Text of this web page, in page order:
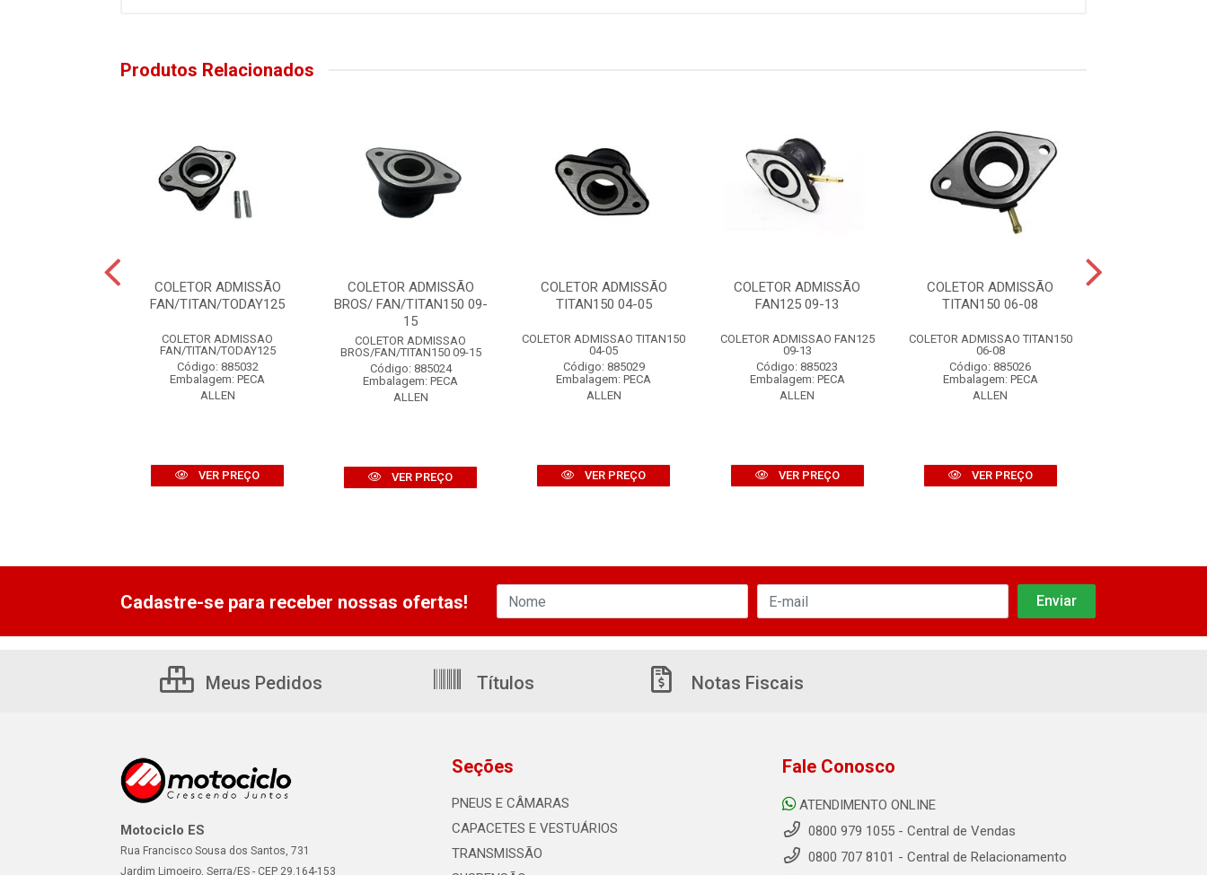
Produtos Relacionados
COLETOR ADMISSÃO
FAN/TITAN/TODAY125
COLETOR ADMISSAO
FAN/TITAN/TODAY125
Código: 885032
Embalagem: PECA
ALLEN
VER PREÇO
COLETOR ADMISSÃO
BROS/ FAN/TITAN150 09-
15
COLETOR ADMISSAO
BROS/FAN/TITAN150 09-15
Código: 885024
Embalagem: PECA
ALLEN
VER PREÇO
COLETOR ADMISSÃO
TITAN150 04-05
COLETOR ADMISSAO TITAN150
04-05
Código: 885029
Embalagem: PECA
ALLEN
VER PREÇO
COLETOR ADMISSÃO
FAN125 09-13
COLETOR ADMISSAO FAN125
09-13
Código: 885023
Embalagem: PECA
ALLEN
VER PREÇO
COLETOR ADMISSÃO
TITAN150 06-08
COLETOR ADMISSAO TITAN150
06-08
Código: 885026
Embalagem: PECA
ALLEN
VER PREÇO
Cadastre-se para receber nossas ofertas!
Meus Pedidos Títulos Notas Fiscais
Motociclo ES
Rua Francisco Sousa dos Santos, 731
Jardim Limoeiro, Serra/ES - CEP 29.164-153
Seções
PNEUS E CÂMARAS
CAPACETES E VESTUÁRIOS
TRANSMISSÃO
Fale Conosco
ATENDIMENTO ONLINE
0800 979 1055 - Central de Vendas
0800 707 8101 - Central de Relacionamento